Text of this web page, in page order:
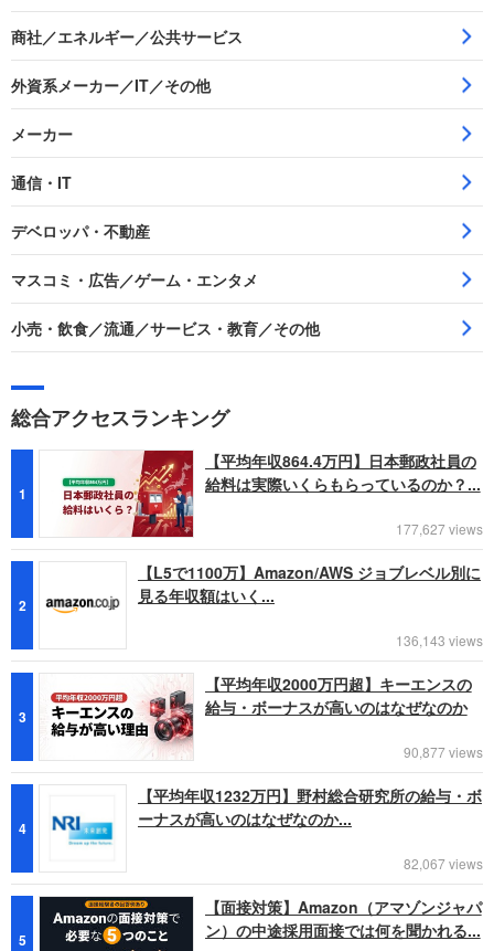
商社／エネルギー／公共サービス
外資系メーカー／IT／その他
メーカー
通信・IT
デベロッパ・不動産
マスコミ・広告／ゲーム・エンタメ
小売・飲食／流通／サービス・教育／その他
総合アクセスランキング
1
【平均年収864.4万円】日本郵政社員の
給料は実際いくらもらっているのか？...
177,627 views
2
【L5で1100万】Amazon/AWS ジョブレベル別に
見る年収額はいく...
136,143 views
3
【平均年収2000万円超】キーエンスの
給与・ボーナスが高いのはなぜなのか
90,877 views
4
【平均年収1232万円】野村総合研究所の給与・ボ
ーナスが高いのはなぜなのか...
82,067 views
5
【面接対策】Amazon（アマゾンジャパ
ン）の中途採用面接では何を聞かれる...